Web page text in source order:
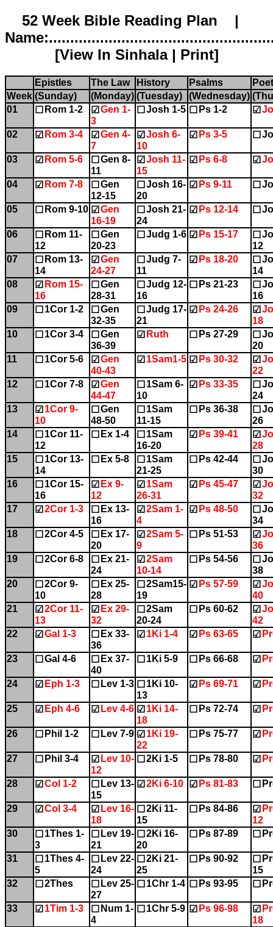
52 Week Bible Reading Plan |
[View In Sinhala| Print]
Epistles The Law History Psalms
Week (Sunday) (Monday) (Tuesday) (Wednesday)
01
☐ Rom 1-2 ☑ Gen 1-
3
☐ Josh 1-5 ☐ Ps 1-2 ☑
02 ☑ Rom 3-4 ☑ Gen 4-
7
☑ Josh 6-
10
☑ Ps 3-5 ☐
03 ☑ Rom 5-6 ☐ Gen 8-
11
☑ Josh 11-
15
☑ Ps 6-8 ☑
04 ☑ Rom 7-8 ☐ Gen
12-15
☐ Josh 16-
20
☑ Ps 9-11 ☐
05 ☐ Rom 9-10 ☑ Gen
16-19
☐ Josh 21-
24
☑ Ps 12-14 ☐
06 ☐ Rom 11-
12
☐ Gen
20-23
☐ Judg 1-6 ☑ Ps 15-17 ☐
12
07
☐ Rom 13-
14
☑ Gen
24-27
☐ Judg 7-
11
☑ Ps 18-20 ☐
14
08
☑ Rom 15-
16
☐ Gen
28-31
☐ Judg 12-
16
☐ Ps 21-23 ☐
16
09
☐ 1Cor 1-2 ☐ Gen
32-35
☐ Judg 17-
21
☑ Ps 24-26 ☑
18
10
☐ 1Cor 3-4 ☐ Gen
36-39
☑ Ruth ☐ Ps 27-29 ☐
20
11
☐ 1Cor 5-6 ☑ Gen
40-43
☑ 1Sam1-5 ☑ Ps 30-32 ☑
22
12
☐ 1Cor 7-8 ☑ Gen
44-47
☐ 1Sam 6-
10
☑ Ps 33-35 ☐
24
13
☑ 1Cor 9-
10
☐ Gen
48-50
☐ 1Sam
11-15
☐ Ps 36-38 ☐
26
14
☐ 1Cor 11-
12
☐ Ex 1-4 ☐ 1Sam
16-20
☑ Ps 39-41 ☑
28
15
☐ 1Cor 13-
14
☐ Ex 5-8 ☐ 1Sam
21-25
☐ Ps 42-44 ☐
30
16
☐ 1Cor 15-
16
☑ Ex 9-
12
☑ 1Sam
26-31
☑ Ps 45-47 ☑
32
17
☑ 2Cor 1-3 ☐ Ex 13-
16
☑ 2Sam 1-
4
☑ Ps 48-50 ☐
34
18
☐ 2Cor 4-5 ☐ Ex 17-
20
☑ 2Sam 5-
9
☐ Ps 51-53 ☑
36
19
☐ 2Cor 6-8 ☐ Ex 21-
24
☑ 2Sam
10-14
☐ Ps 54-56 ☐
38
20
☐ 2Cor 9-
10
☐ Ex 25-
28
☐ 2Sam15-
19
☑ Ps 57-59 ☑
40
21
☑ 2Cor 11-
13
☑ Ex 29-
32
☐ 2Sam
20-24
☐ Ps 60-62 ☑
42
22
☑ Gal 1-3 ☐ Ex 33-
36
☑ 1Ki 1-4 ☑ Ps 63-65 ☑
23 ☐ Gal 4-6 ☐ Ex 37-
40
☐ 1Ki 5-9 ☐ Ps 66-68 ☑
24 ☑ Eph 1-3 ☐ Lev 1-3 ☐ 1Ki 10-
13
☑ Ps 69-71 ☑
25 ☑ Eph 4-6 ☑ Lev 4-6 ☑ 1Ki 14-
18
☐ Ps 72-74 ☑
26 ☐ Phil 1-2 ☐ Lev 7-9 ☑ 1Ki 19-
22
☐ Ps 75-77 ☑
27 ☐ Phil 3-4 ☑ Lev 10-
12
☐ 2Ki 1-5 ☐ Ps 78-80 ☑
28 ☑ Col 1-2 ☐ Lev 13-
15
☑ 2Ki 6-10 ☑ Ps 81-83 ☐
29 ☑ Col 3-4 ☑ Lev 16-
18
☐ 2Ki 11-
15
☐ Ps 84-86 ☑
12
30
☐ 1Thes 1-
3
☐ Lev 19-
21
☐ 2Ki 16-
20
☐ Ps 87-89 ☐
31 ☐ 1Thes 4-
5
☐ Lev 22-
24
☐ 2Ki 21-
25
☐ Ps 90-92 ☐
15
32
☐ 2Thes ☐ Lev 25-
27
☐ 1Chr 1-4 ☐ Ps 93-95 ☐
33 ☑ 1Tim 1-3 ☐ Num 1-
4
☐ 1Chr 5-9 ☑ Ps 96-98 ☑
18